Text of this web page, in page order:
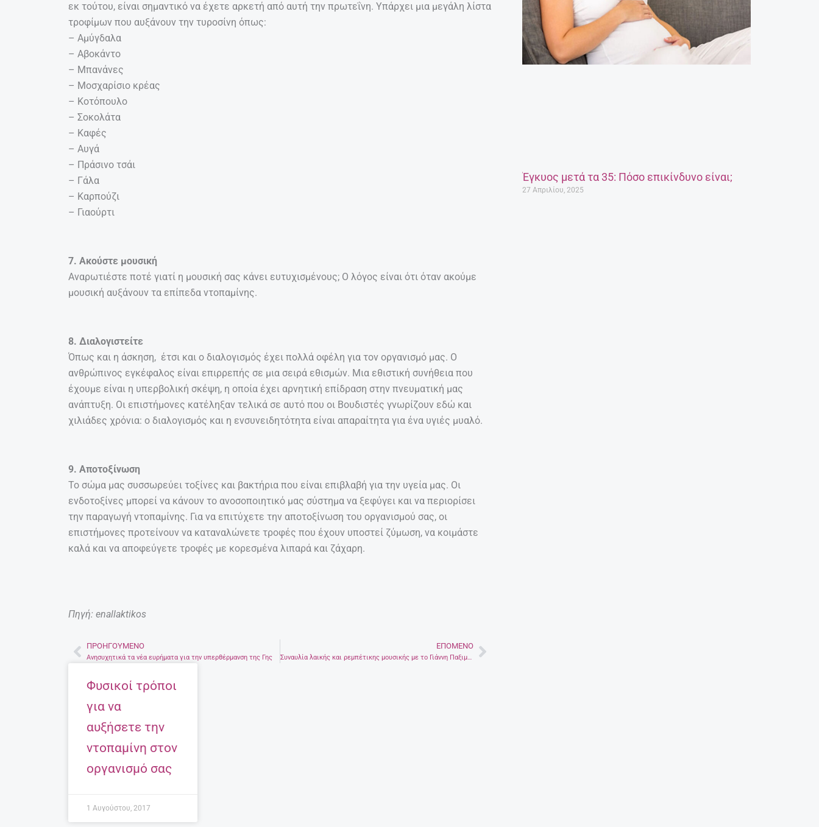
εκ τούτου, είναι σημαντικό να έχετε αρκετή από αυτή την πρωτεΐνη. Υπάρχει μια μεγάλη λίστα
τροφίμων που αυξάνουν την τυροσίνη όπως:
– Αμύγδαλα
– Αβοκάντο
– Μπανάνες
– Μοσχαρίσιο κρέας
– Κοτόπουλο
– Σοκολάτα
– Καφές
– Αυγά
– Πράσινο τσάι
– Γάλα
– Καρπούζι
– Γιαούρτι
7. Ακούστε μουσική
Αναρωτιέστε ποτέ γιατί η μουσική σας κάνει ευτυχισμένους; Ο λόγος είναι ότι όταν ακούμε
μουσική αυξάνουν τα επίπεδα ντοπαμίνης.
8. Διαλογιστείτε
Όπως και η άσκηση, έτσι και ο διαλογισμός έχει πολλά οφέλη για τον οργανισμό μας. Ο
ανθρώπινος εγκέφαλος είναι επιρρεπής σε μια σειρά εθισμών. Μια εθιστική συνήθεια που
έχουμε είναι η υπερβολική σκέψη, η οποία έχει αρνητική επίδραση στην πνευματική μας
ανάπτυξη. Οι επιστήμονες κατέληξαν τελικά σε αυτό που οι Βουδιστές γνωρίζουν εδώ και
χιλιάδες χρόνια: ο διαλογισμός και η ενσυνειδητότητα είναι απαραίτητα για ένα υγιές μυαλό.
9. Aποτοξίνωση
Το σώμα μας συσσωρεύει τοξίνες και βακτήρια που είναι επιβλαβή για την υγεία μας. Οι
ενδοτοξίνες μπορεί να κάνουν το ανοσοποιητικό μας σύστημα να ξεφύγει και να περιορίσει
την παραγωγή ντοπαμίνης. Για να επιτύχετε την αποτοξίνωση του οργανισμού σας, οι
επιστήμονες προτείνουν να καταναλώνετε τροφές που έχουν υποστεί ζύμωση, να κοιμάστε
καλά και να αποφεύγετε τροφές με κορεσμένα λιπαρά και ζάχαρη.
Πηγή: enallaktikos
Prev
ΠΡΟΗΓΟΎΜΕΝΟ
Ανησυχητικά τα νέα ευρήματα για την υπερθέρμανση της Γης
ΕΠΌΜΕΝΟ
Συναυλία λαικής και ρεμπέτικης μουσικής με το Γιάννη Παξιμαδάκη και ελεύθερη είσοδοNext
Φυσικοί τρόποι
για να
αυξήσετε την
ντοπαμίνη στον
οργανισμό σας
1 Αυγούστου, 2017
Έγκυος μετά τα 35: Πόσο επικίνδυνο είναι;
27 Απριλίου, 2025